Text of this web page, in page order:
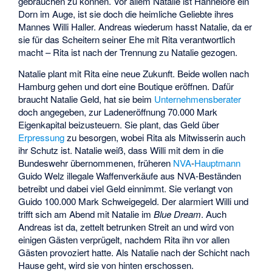
Dorn im Auge, ist sie doch die heimliche Geliebte ihres
Mannes Willi Haller. Andreas wiederum hasst Natalie, da er
sie für das Scheitern seiner Ehe mit Rita verantwortlich
macht – Rita ist nach der Trennung zu Natalie gezogen.
Natalie plant mit Rita eine neue Zukunft. Beide wollen nach
Hamburg gehen und dort eine Boutique eröffnen. Dafür
braucht Natalie Geld, hat sie beim Unternehmensberater
doch angegeben, zur Ladeneröffnung 70.000 Mark
Eigenkapital beizusteuern. Sie plant, das Geld über
Erpressungzu besorgen, wobei Rita als Mitwisserin auch
ihr Schutz ist. Natalie weiß, dass Willi mit dem in die
Bundeswehr übernommenen, früheren NVA-Hauptmann
Guido Welz illegale Waffenverkäufe aus NVA-Beständen
betreibt und dabei viel Geld einnimmt. Sie verlangt von
Guido 100.000 Mark Schweigegeld. Der alarmiert Willi und
trifft sich am Abend mit Natalie imBlue Dream. Auch
Andreas ist da, zettelt betrunken Streit an und wird von
einigen Gästen verprügelt, nachdem Rita ihn vor allen
Gästen provoziert hatte. Als Natalie nach der Schicht nach
Hause geht, wird sie von hinten erschossen.